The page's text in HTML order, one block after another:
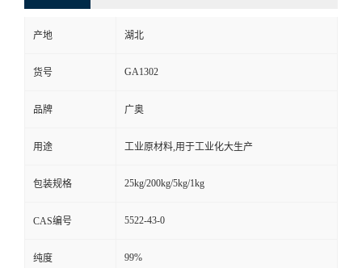
产地 湖北
货号 GA1302
品牌 广奥
用途 工业原材料,用于工业化大生产
包装规格 25kg/200kg/5kg/1kg
CAS编号 5522-43-0
纯度 99%